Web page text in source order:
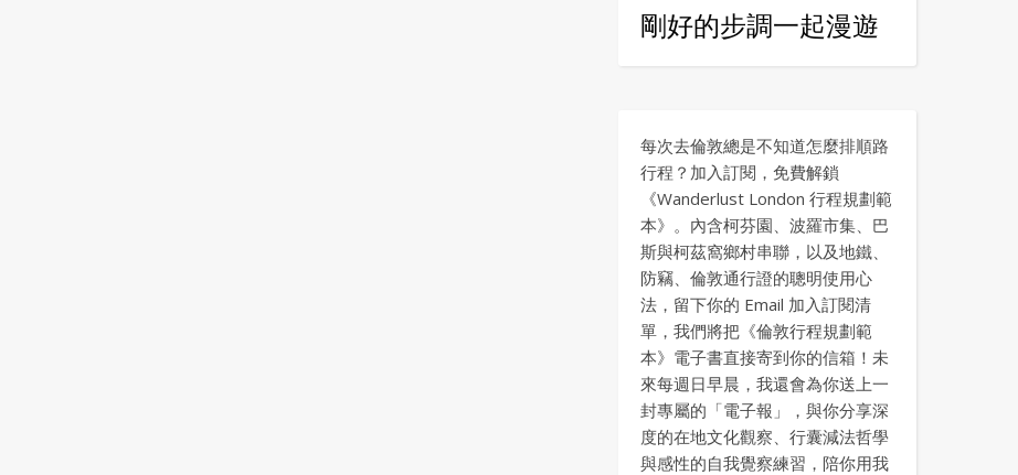
剛好的步調一起漫遊
每次去倫敦總是不知道怎麼排順路
行程？加入訂閱，免費解鎖
《Wanderlust London 行程規劃範
本》。內含柯芬園、波羅市集、巴
斯與柯茲窩鄉村串聯，以及地鐵、
防竊、倫敦通行證的聰明使用心
法，留下你的 Email 加入訂閱清
單，我們將把《倫敦行程規劃範
本》電子書直接寄到你的信箱！未
來每週日早晨，我還會為你送上一
封專屬的「電子報」，與你分享深
度的在地文化觀察、行囊減法哲學
與感性的自我覺察練習，陪你用我